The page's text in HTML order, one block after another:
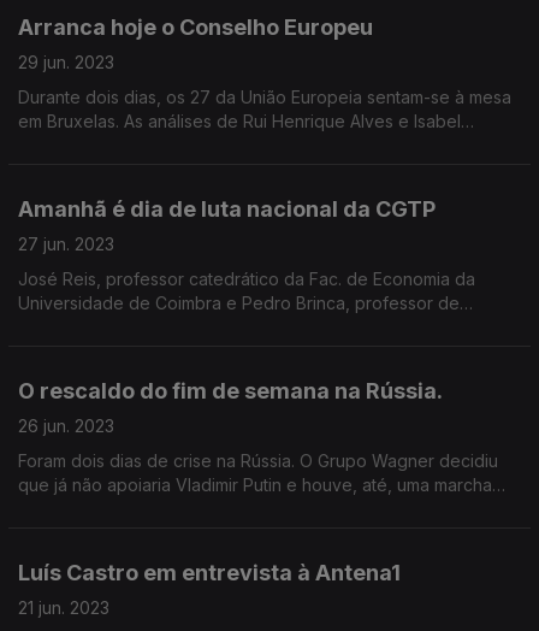
Arranca hoje o Conselho Europeu
29 jun. 2023
Durante dois dias, os 27 da União Europeia sentam-se à mesa
em Bruxelas. As análises de Rui Henrique Alves e Isabel
Amanhã é dia de luta nacional da CGTP
27 jun. 2023
José Reis, professor catedrático da Fac. de Economia da
Universidade de Coimbra e Pedro Brinca, professor de
O rescaldo do fim de semana na Rússia.
26 jun. 2023
Foram dois dias de crise na Rússia. O Grupo Wagner decidiu
que já não apoiaria Vladimir Putin e houve, até, uma marcha
Luís Castro em entrevista à Antena1
21 jun. 2023